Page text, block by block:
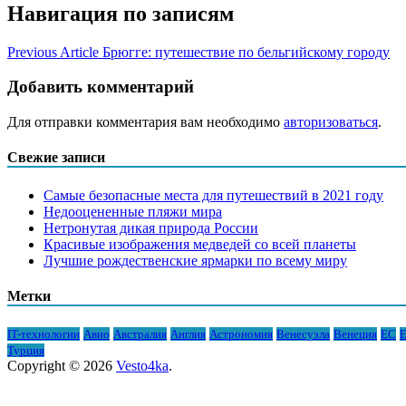
Навигация по записям
Previous Article Брюгге: путешествие по бельгийскому городу
Добавить комментарий
Для отправки комментария вам необходимо авторизоваться.
Свежие записи
Самые безопасные места для путешествий в 2021 году
Недооцененные пляжи мира
Нетронутая дикая природа России
Красивые изображения медведей со всей планеты
Лучшие рождественские ярмарки по всему миру
Метки
IT-технологии Авио Австралия Англия Астрономия Венесуэла Венеция ЕС
Турция
Copyright © 2026 Vesto4ka.